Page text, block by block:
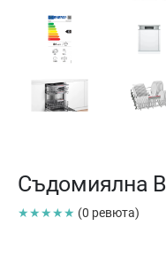
Съдомиялна
★★★★★ (0 ревюта)